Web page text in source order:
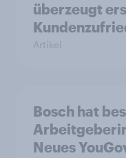
überzeugt
Artikel
Bosch hat
Neues